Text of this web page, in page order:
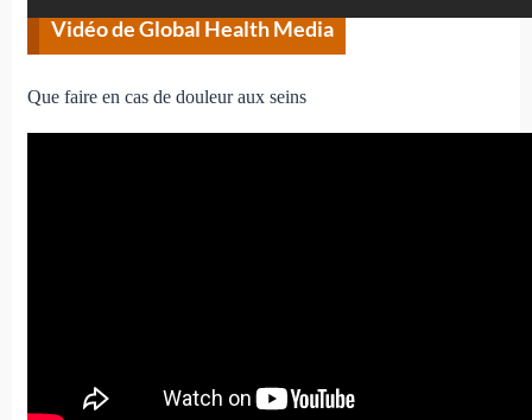
Vidéo de Global Health Media
Que faire en cas de douleur aux seins